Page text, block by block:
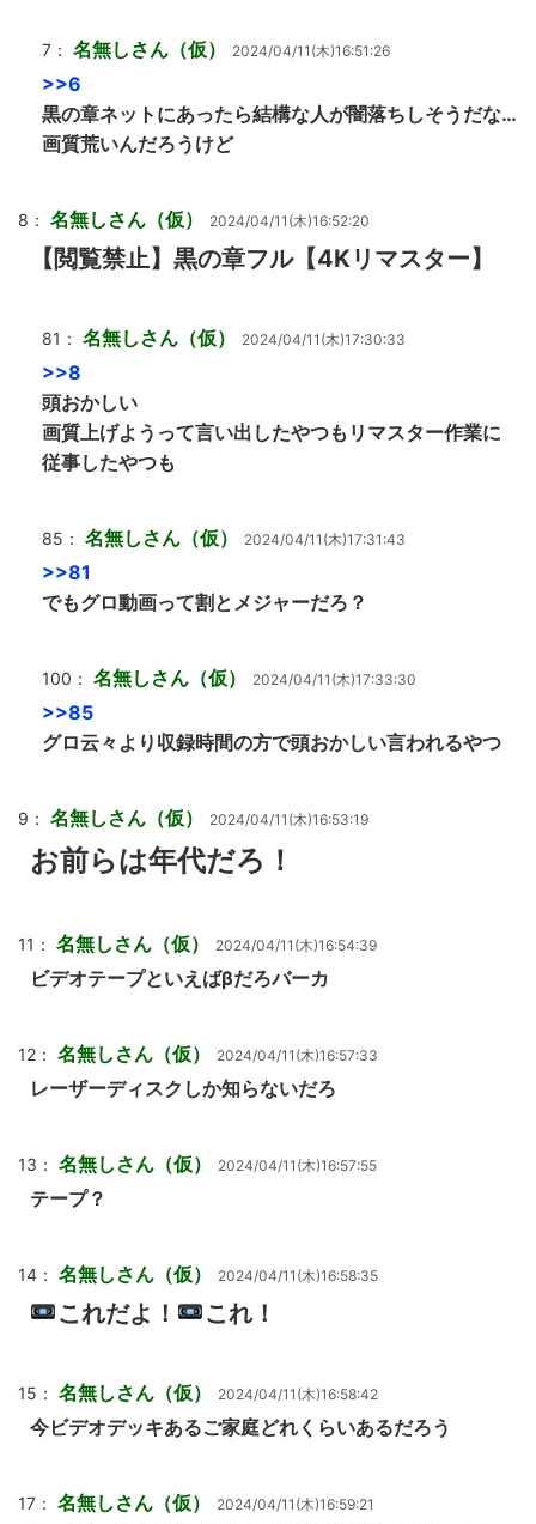
7： 名無しさん（仮） 2024/04/11(木)16:51:26
>>6
黒の章ネットにあったら結構な人が闇落ちしそうだな…
画質荒いんだろうけど
8： 名無しさん（仮） 2024/04/11(木)16:52:20
【閲覧禁止】黒の章フル【4Kリマスター】
81： 名無しさん（仮） 2024/04/11(木)17:30:33
>>8
頭おかしい
画質上げようって言い出したやつもリマスター作業に
従事したやつも
85： 名無しさん（仮） 2024/04/11(木)17:31:43
>>81
でもグロ動画って割とメジャーだろ？
100： 名無しさん（仮） 2024/04/11(木)17:33:30
>>85
グロ云々より収録時間の方で頭おかしい言われるやつ
9： 名無しさん（仮） 2024/04/11(木)16:53:19
お前らは年代だろ！
11： 名無しさん（仮） 2024/04/11(木)16:54:39
ビデオテープといえばβだろバーカ
12： 名無しさん（仮） 2024/04/11(木)16:57:33
レーザーディスクしか知らないだろ
13： 名無しさん（仮） 2024/04/11(木)16:57:55
テープ？
14： 名無しさん（仮） 2024/04/11(木)16:58:35
これだよ！ これ！
15： 名無しさん（仮） 2024/04/11(木)16:58:42
今ビデオデッキあるご家庭どれくらいあるだろう
17： 名無しさん（仮） 2024/04/11(木)16:59:21